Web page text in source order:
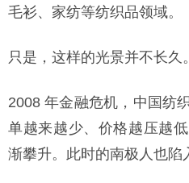
毛衫、家纺等纺织品领域。
只是，这样的光景并不长久。
2008 年金融危机，中国纺
单越来越少、价格越压越
渐攀升。此时的南极人也陷